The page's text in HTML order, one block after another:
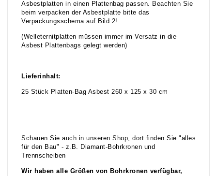
Asbestplatten in einen Plattenbag passen. Beachten Sie
beim verpacken der Asbestplatte bitte das
Verpackungsschema auf Bild 2!
(Welleternitplatten müssen immer im Versatz in die
Asbest Plattenbags gelegt werden)
Lieferinhalt:
25 Stück Platten-Bag Asbest 260 x 125 x 30 cm
Schauen Sie auch in unseren Shop, dort finden Sie "alles
für den Bau" - z.B. Diamant-Bohrkronen und
Trennscheiben
Wir haben alle Größen von Bohrkronen verfügbar,